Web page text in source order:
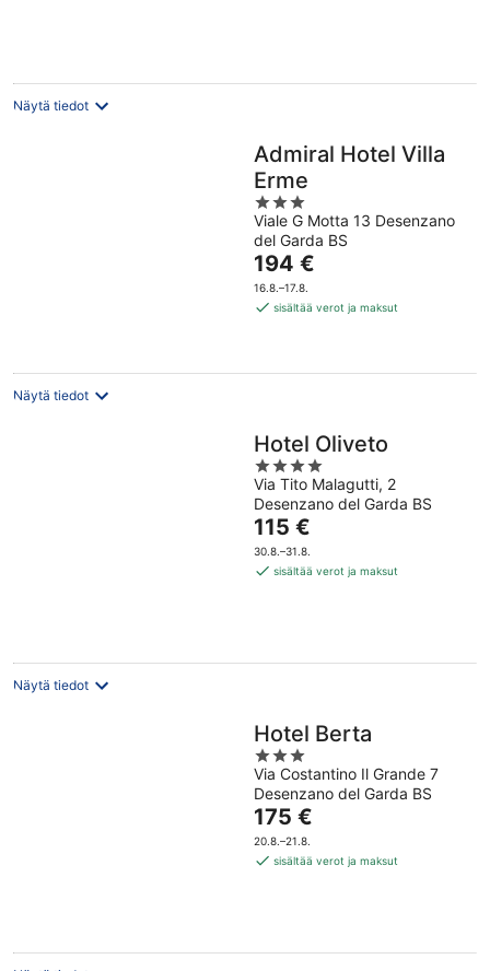
Näytä tiedot
Admiral Hotel Villa
Erme
3
out
of
5
Viale G Motta 13 Desenzano
del Garda BS
Hinta
on
194 €
194 €
16.8.–17.8.
sisältää verot ja maksut
Näytä tiedot
Hotel Oliveto
4
out
of
5
Via Tito Malagutti, 2
Desenzano del Garda BS
Hinta
on
115 €
115 €
30.8.–31.8.
sisältää verot ja maksut
Näytä tiedot
Hotel Berta
3
out
of
5
Via Costantino Il Grande 7
Desenzano del Garda BS
Hinta
on
175 €
175 €
20.8.–21.8.
sisältää verot ja maksut